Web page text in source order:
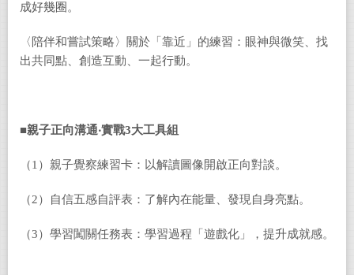
成好幾圈。
〈陪伴和嘗試策略〉關於「靠近」的練習：眼神與微笑、找
出共同點、創造互動、一起行動。
■親子正向溝通‧實戰3大工具組
（1）親子覺察練習卡：以解讀圖像開啟正向對談。
（2）自信五感自評表：了解內在能量、發現自身亮點。
（3）學習闖關任務表：學習過程「遊戲化」，提升成就感。